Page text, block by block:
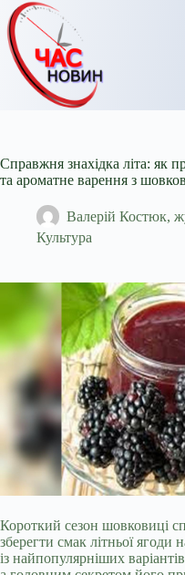
Перейти
до
вмісту
Справжня знахідка літа: як
та ароматне варення з
Валерій Костюк,
Культура
Короткий сезон шовковиці
зберегти смак літньої
із найпопулярніших